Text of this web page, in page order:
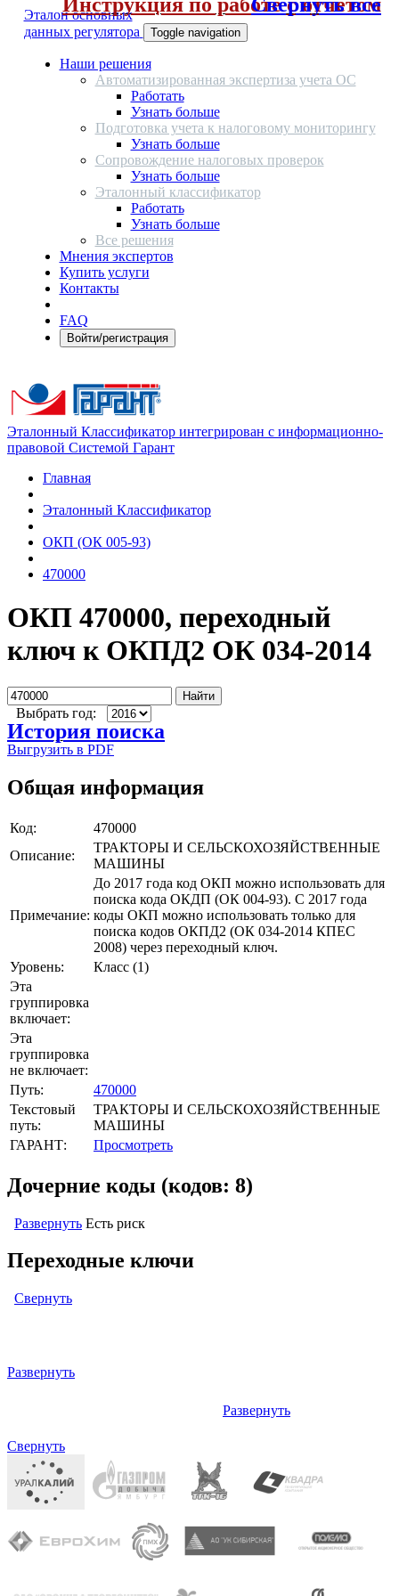
Эталон основных
данных регулятора
Toggle navigation
Наши решения
Автоматизированная экспертиза учета ОС
Работать
Узнать больше
Подготовка учета к налоговому мониторингу
Узнать больше
Сопровождение налоговых проверок
Узнать больше
Эталонный классификатор
Работать
Узнать больше
Все решения
Мнения экспертов
Купить услуги
Контакты
FAQ
Войти/регистрация
Эталонный Классификатор интегрирован с информационно-
правовой Системой Гарант
Главная
Эталонный Классификатор
ОКП (ОК 005-93)
470000
ОКП 470000, переходный
ключ к ОКПД2 ОК 034-2014
Найти
Выбрать год:
История поиска
Выгрузить в PDF
Общая информация
Код:
470000
Описание:
ТРАКТОРЫ И СЕЛЬСКОХОЗЯЙСТВЕННЫЕ
МАШИНЫ
Примечание:
До 2017 года код ОКП можно использовать для
поиска кода ОКДП (ОК 004-93). C 2017 года
коды ОКП можно использовать только для
поиска кодов ОКПД2 (ОК 034-2014 КПЕС
2008) через переходный ключ.
Уровень:
Класс (1)
Эта
группировка
включает:
Эта
группировка
не включает:
Путь:
470000
Текстовый
путь:
ТРАКТОРЫ И СЕЛЬСКОХОЗЯЙСТВЕННЫЕ
МАШИНЫ
ГАРАНТ:
Просмотреть
Дочерние коды (кодов: 8)
Развернуть Есть риск
Переходные ключи
Свернуть
Развернуть
Развернуть
Свернуть